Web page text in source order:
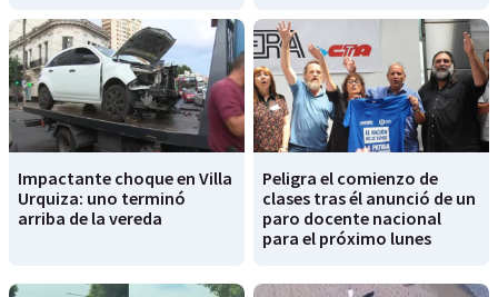
Impactante choque en Villa
Urquiza: uno terminó
arriba de la vereda
Peligra el comienzo de
clases tras él anunció de un
paro docente nacional
para el próximo lunes